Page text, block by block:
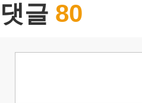
댓글 80